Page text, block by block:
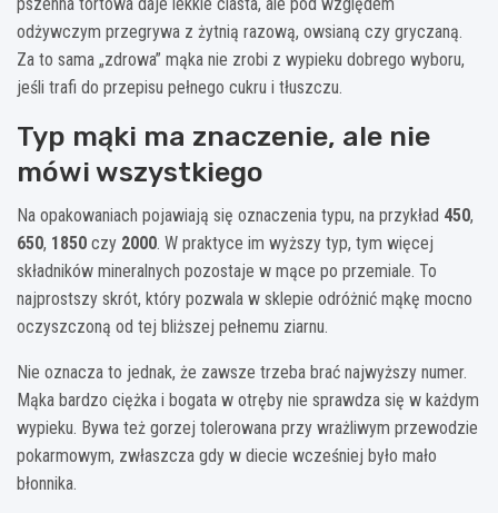
odżywczym przegrywa z żytnią razową, owsianą czy gryczaną.
Za to sama „zdrowa” mąka nie zrobi z wypieku dobrego wyboru,
jeśli trafi do przepisu pełnego cukru i tłuszczu.
Typ mąki ma znaczenie, ale nie
mówi wszystkiego
Na opakowaniach pojawiają się oznaczenia typu, na przykład 450,
650, 1850 czy 2000. W praktyce im wyższy typ, tym więcej
składników mineralnych pozostaje w mące po przemiale. To
najprostszy skrót, który pozwala w sklepie odróżnić mąkę mocno
oczyszczoną od tej bliższej pełnemu ziarnu.
Nie oznacza to jednak, że zawsze trzeba brać najwyższy numer.
Mąka bardzo ciężka i bogata w otręby nie sprawdza się w każdym
wypieku. Bywa też gorzej tolerowana przy wrażliwym przewodzie
pokarmowym, zwłaszcza gdy w diecie wcześniej było mało
błonnika.